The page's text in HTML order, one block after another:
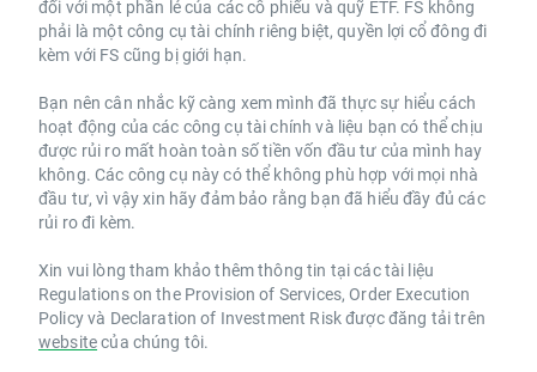
đối với một phần lẻ của các cổ phiếu và quỹ ETF. FS không
phải là một công cụ tài chính riêng biệt, quyền lợi cổ đông đi
kèm với FS cũng bị giới hạn.
Bạn nên cân nhắc kỹ càng xem mình đã thực sự hiểu cách
hoạt động của các công cụ tài chính và liệu bạn có thể chịu
được rủi ro mất hoàn toàn số tiền vốn đầu tư của mình hay
không. Các công cụ này có thể không phù hợp với mọi nhà
đầu tư, vì vậy xin hãy đảm bảo rằng bạn đã hiểu đầy đủ các
rủi ro đi kèm.
Xin vui lòng tham khảo thêm thông tin tại các tài liệu
Regulations on the Provision of Services, Order Execution
Policy và Declaration of Investment Risk được đăng tải trên
websitecủa chúng tôi.